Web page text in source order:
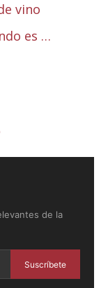
vino
es …
de la
Suscríbete